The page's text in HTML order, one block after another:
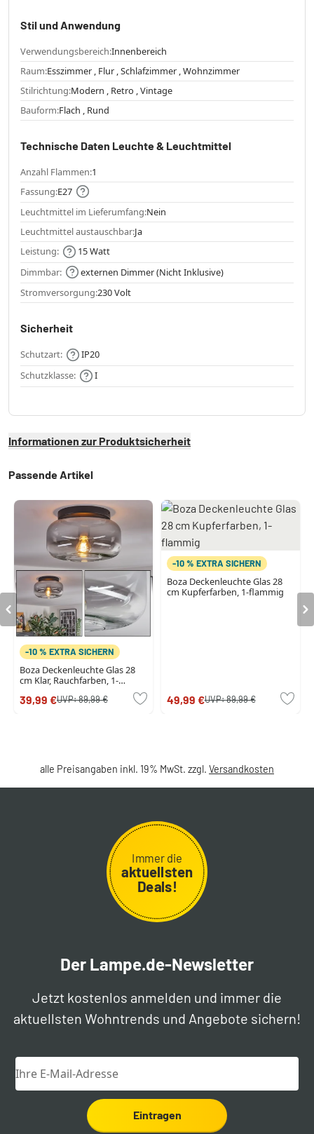
Stil und Anwendung
Verwendungsbereich:Innenbereich
Raum:Esszimmer , Flur , Schlafzimmer , Wohnzimmer
Stilrichtung:Modern , Retro , Vintage
Bauform:Flach , Rund
Technische Daten Leuchte & Leuchtmittel
Anzahl Flammen:1
Fassung:E27
Leuchtmittel im Lieferumfang:Nein
Leuchtmittel austauschbar:Ja
Leistung:
15 Watt
Dimmbar:
externen Dimmer (Nicht Inklusive)
Stromversorgung:230 Volt
Sicherheit
Schutzart:
IP20
Schutzklasse:
I
Informationen zur Produktsicherheit
Passende Artikel
-10 % EXTRA SICHERN
Boza Deckenleuchte Glas 28
cm Klar, Rauchfarben, 1-
39,99 €UVP:89,99 €
-10 % EXTRA SICHERN
Boza Deckenleuchte Glas 28
cm Kupferfarben, 1-flammig
49,99 €UVP:89,99 €
alle Preisangaben inkl. 19% MwSt. zzgl. Versandkosten
Immer die
aktuellsten
Deals!
Der Lampe.de-Newsletter
Jetzt kostenlos anmelden und immer die
aktuellsten Wohntrends und Angebote sichern!
Eintragen